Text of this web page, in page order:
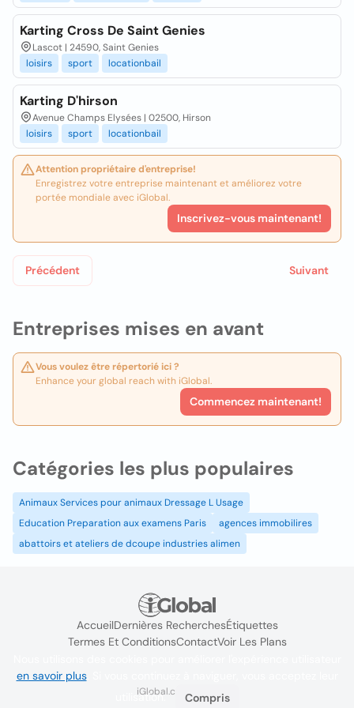
Entreprises mises en avant
Vous voulez être répertorié ici ?
Enhance your global reach with iGlobal.
Commencez maintenant!
Karting Cross De Saint Genies
Lascot | 24590, Saint Genies
loisirs
sport locationbail
Karting D'hirson
Avenue Champs Elysées | 02500, Hirson
loisirs
sport locationbail
Attention propriétaire d'entreprise!
Enregistrez votre entreprise maintenant et améliorez votre
portée mondiale avec iGlobal.
Inscrivez-vous maintenant!
Précédent Suivant
Catégories les plus populaires
Animaux Services pour animaux Dressage L Usage
Education Preparation aux examens Paris
agences immobilires
abattoirs et ateliers de dcoupe industries alimen
AccueilDernières RecherchesÉtiquettes
Termes Et ConditionsContactVoir Les Plans
iGlobal.co @ 2024
en savoir plus. Si vous continuez à naviguer, vous acceptez leur
utilisation.
Compris